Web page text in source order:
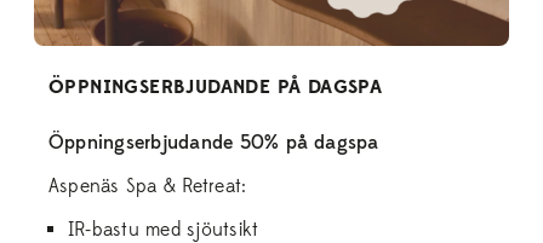
ÖPPNINGSERBJUDANDE PÅ DAGSPA
Öppningserbjudande 50% på dagspa
Aspenäs Spa & Retreat:
IR-bastu med sjöutsikt